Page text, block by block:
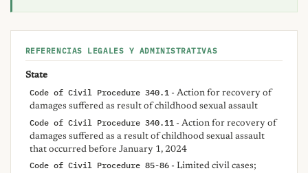
REFERENCIAS LEGALES Y ADMINISTRATIVAS
State
Code of Civil Procedure 340.1 - Action for recovery of
damages suffered as result of childhood sexual assault
Code of Civil Procedure 340.11 - Action for recovery of
damages suffered as a result of childhood sexual assault
that occurred before January 1, 2024
Code of Civil Procedure 85-86 - Limited civil cases;